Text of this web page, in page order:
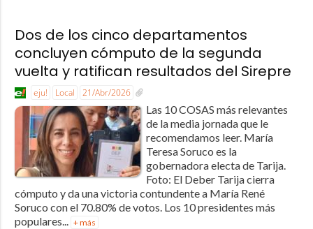
Dos de los cinco departamentos
concluyen cómputo de la segunda
vuelta y ratifican resultados del Sirepre
eju! Local 21/Abr/2026
Las 10 COSAS más relevantes
de la media jornada que le
recomendamos leer. María
Teresa Soruco es la
gobernadora electa de Tarija.
Foto: El Deber Tarija cierra
cómputo y da una victoria contundente a María René
Soruco con el 70.80% de votos. Los 10 presidentes más
populares... + más